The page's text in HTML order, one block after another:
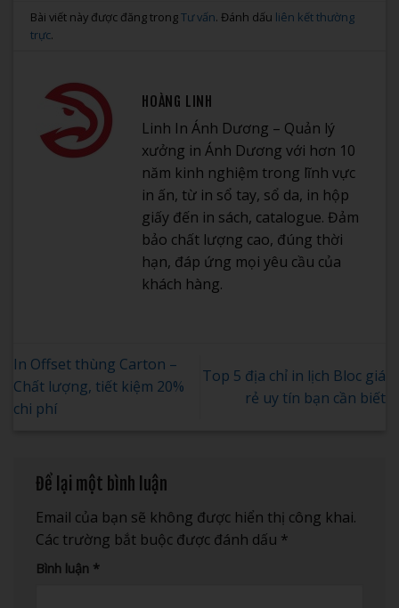
Bài viết này được đăng trongTư vấn. Đánh dấu liên kết thường
trực.
HOÀNG LINH
Linh In Ánh Dương – Quản lý
xưởng in Ánh Dương với hơn 10
năm kinh nghiệm trong lĩnh vực
in ấn, từ in sổ tay, sổ da, in hộp
giấy đến in sách, catalogue. Đảm
bảo chất lượng cao, đúng thời
hạn, đáp ứng mọi yêu cầu của
khách hàng.
In Offset thùng Carton –
Chất lượng, tiết kiệm 20%
chi phí
Top 5 địa chỉ in lịch Bloc giá
rẻ uy tín bạn cần biết
Để lại một bình luận
Email của bạn sẽ không được hiển thị công khai.
Các trường bắt buộc được đánh dấu *
Bình luận *